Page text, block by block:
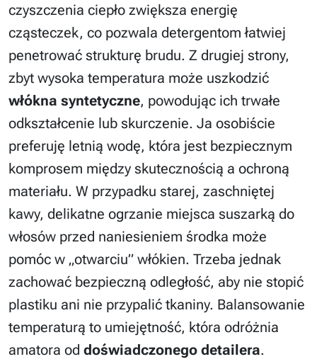
czyszczenia ciepło zwiększa energię
cząsteczek, co pozwala detergentom łatwiej
penetrować strukturę brudu. Z drugiej strony,
zbyt wysoka temperatura może uszkodzić
włókna syntetyczne, powodując ich trwałe
odkształcenie lub skurczenie. Ja osobiście
preferuję letnią wodę, która jest bezpiecznym
komprosem między skutecznością a ochroną
materiału. W przypadku starej, zaschniętej
kawy, delikatne ogrzanie miejsca suszarką do
włosów przed naniesieniem środka może
pomóc w „otwarciu” włókien. Trzeba jednak
zachować bezpieczną odległość, aby nie stopić
plastiku ani nie przypalić tkaniny. Balansowanie
temperaturą to umiejętność, która odróżnia
amatora od doświadczonego detailera.